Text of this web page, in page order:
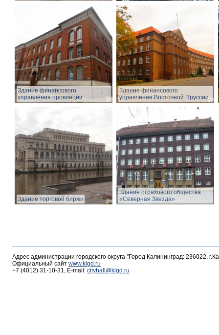
Здание финансового
управления провинции
Здание финансового
управления Восточной Пруссии
Здание торговой биржи
Здание страхового общества
«Северная Звезда»
Адрес администрации городского округа "Город Калининград: 236022,
Официальный сайт www.klgd.ru
+7 (4012) 31-10-31, E-mail: cityhall@klgd.ru